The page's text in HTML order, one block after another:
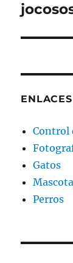
ENLACES
Control
Gatos
Perros